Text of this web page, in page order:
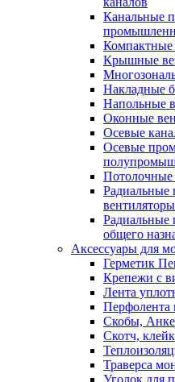
Канальные
Компактные
Крышные
Накладные
Напольные
Оконные
Осевые
Осевые
Потолочные
вентиляторы
общего
Аксессуары для
Герметик
Крепежи с
Лента
Перфолента
Скобы,
Скотч,
Траверса
Уголок для